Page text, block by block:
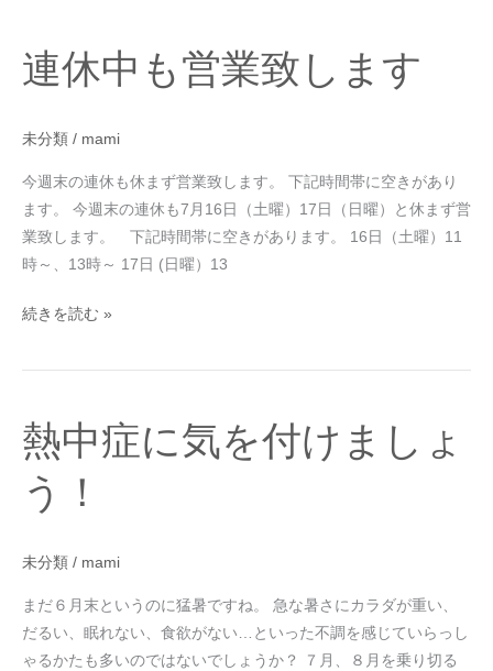
連休中も営業致します
未分類 / mami
今週末の連休も休まず営業致します。 下記時間帯に空きがあり
ます。 今週末の連休も7月16日（土曜）17日（日曜）と休まず営
業致します。 下記時間帯に空きがあります。 16日（土曜）11
時～、13時～ 17日 (日曜）13
休
営
業
致
し
ま
続きを読む »
熱中症に気を付けましょ
う！
未分類 / mami
まだ６月末というのに猛暑ですね。 急な暑さにカラダが重い、
だるい、眠れない、食欲がない…といった不調を感じていらっし
ゃるかたも多いのではないでしょうか？ ７月、８月を乗り切る
中
に
を
け
ま
し